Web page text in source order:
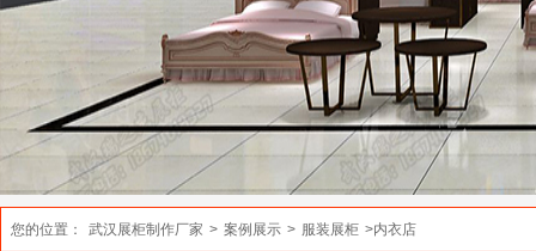
您的位置： 武汉展柜制作厂家 > 案例展示 > 服装展柜 >内衣店